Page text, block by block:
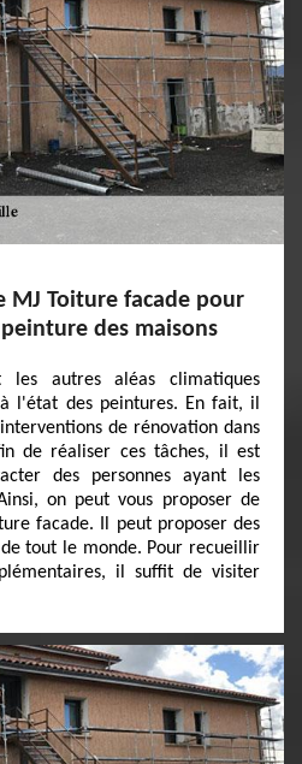
MJ Toiture facade pour
des maisons
les autres aléas climatiques
l'état des peintures. En fait, il
de rénovation dans
de réaliser ces tâches, il est
des personnes ayant les
on peut vous proposer de
facade. Il peut proposer des
tout le monde. Pour recueillir
il suffit de visiter